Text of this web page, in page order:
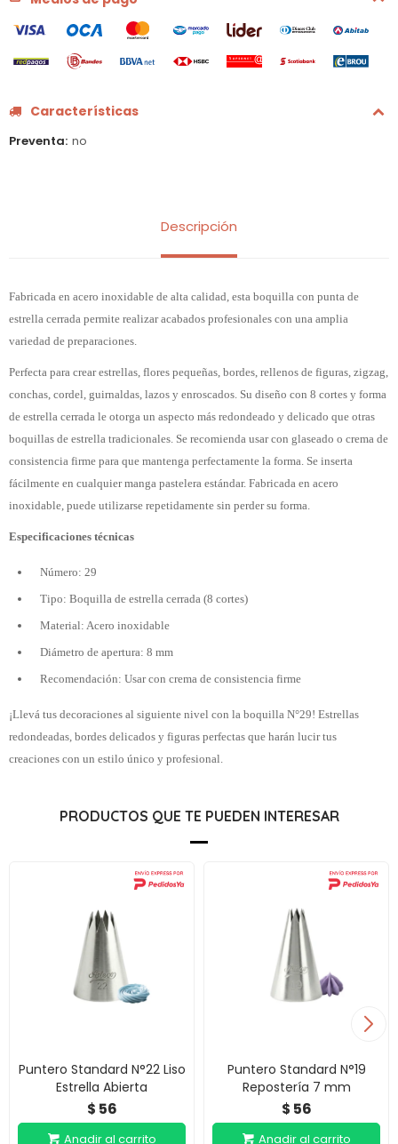
Características
Preventa no
Descripción
Fabricada en acero inoxidable de alta calidad, esta boquilla con punta de
estrella cerrada permite realizar acabados profesionales con una amplia
variedad de preparaciones.
Perfecta para crear estrellas, flores pequeñas, bordes, rellenos de figuras, zigzag,
conchas, cordel, guirnaldas, lazos y enroscados. Su diseño con 8 cortes y forma
de estrella cerrada le otorga un aspecto más redondeado y delicado que otras
boquillas de estrella tradicionales. Se recomienda usar con glaseado o crema de
consistencia firme para que mantenga perfectamente la forma. Se inserta
fácilmente en cualquier manga pastelera estándar. Fabricada en acero
inoxidable, puede utilizarse repetidamente sin perder su forma.
Especificaciones técnicas
Número: 29
Tipo: Boquilla de estrella cerrada (8 cortes)
Material: Acero inoxidable
Diámetro de apertura: 8 mm
Recomendación: Usar con crema de consistencia firme
¡Llevá tus decoraciones al siguiente nivel con la boquilla N°29! Estrellas
redondeadas, bordes delicados y figuras perfectas que harán lucir tus
creaciones con un estilo único y profesional.
PRODUCTOS QUE TE PUEDEN INTERESAR
Puntero Standard N°22 Liso
Estrella Abierta
$ 56
Puntero Standard N°19
Repostería 7 mm
$ 56